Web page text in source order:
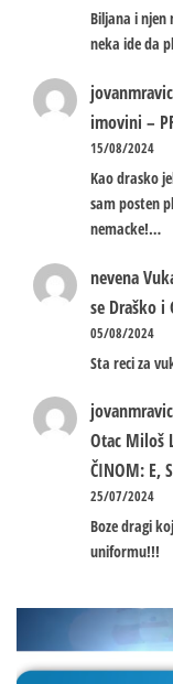
Biljana i njen
neka ide da
imovini –
15/08/2024
Kao drasko
sam posten
nemacke!…
nevena
se Draško i
05/08/2024
Sta reci za
Otac Miloš
ČINOM: E,
25/07/2024
Boze dragi
uniformu!!!